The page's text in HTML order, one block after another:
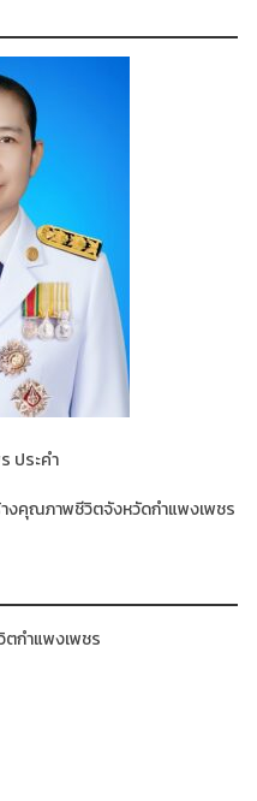
ประคำ
งคุณภาพชีวิตจังหวัดกำแพงเพชร
กำแพงเพชร